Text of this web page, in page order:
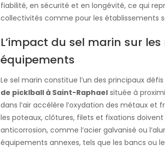
fiabilité, en sécurité et en longévité, ce qui
collectivités comme pour les établissements
L’impact du sel marin sur
équipements
Le sel marin constitue l’un des principaux
de picklball à Saint-Raphael située à
dans l’air accélère l’oxydation des métaux et
les poteaux, clôtures, filets et fixations
anticorrosion, comme l’acier galvanisé ou
équipements annexes, tels que les bancs ou